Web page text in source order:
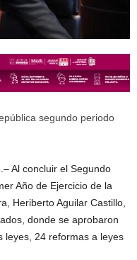
segundo periodo
Al concluir el Segundo
Año de Ejercicio de la
Heriberto Aguilar Castillo,
donde se aprobaron
leyes, 24 reformas a leyes